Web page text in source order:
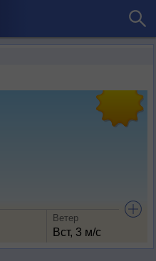
Ветер
Вст, 3 м/с